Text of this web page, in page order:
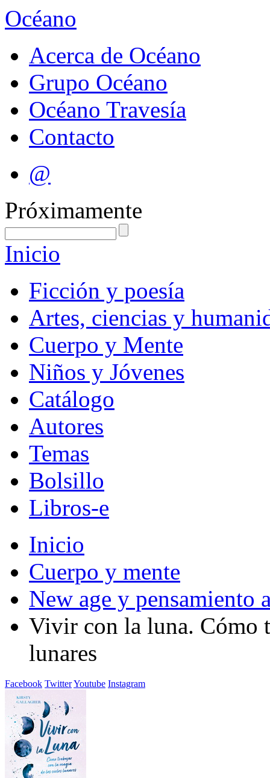
Océano
Acerca de Océano
Grupo Océano
Océano Travesía
Contacto
@
Próximamente
Inicio
Ficción y poesía
Artes, ciencias y
Cuerpo y Mente
Niños y Jóvenes
Catálogo
Autores
Temas
Bolsillo
Libros-e
Inicio
Cuerpo y mente
New age y pensamiento
Vivir con la luna. Cómo
lunares
Facebook TwitterYoutube Instagram